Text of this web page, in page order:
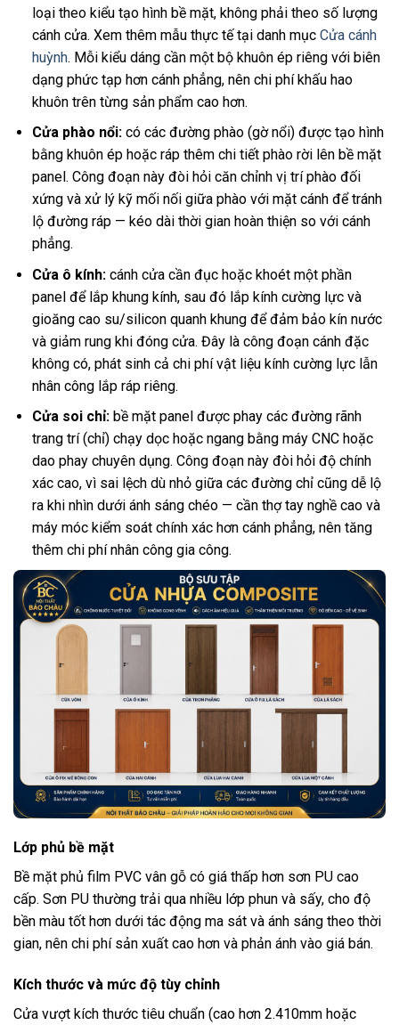
loại theo kiểu tạo hình bề mặt, không phải theo số lượng
cánh cửa. Xem thêm mẫu thực tế tại danh mục Cửa cánh
huỳnh. Mỗi kiểu dáng cần một bộ khuôn ép riêng với biên
dạng phức tạp hơn cánh phẳng, nên chi phí khấu hao
khuôn trên từng sản phẩm cao hơn.
Cửa phào nổi:có các đường phào (gờ nổi) được tạo hình
bằng khuôn ép hoặc ráp thêm chi tiết phào rời lên bề mặt
panel. Công đoạn này đòi hỏi căn chỉnh vị trí phào đối
xứng và xử lý kỹ mối nối giữa phào với mặt cánh để tránh
lộ đường ráp — kéo dài thời gian hoàn thiện so với cánh
phẳng.
Cửa ô kính:cánh cửa cần đục hoặc khoét một phần
panel để lắp khung kính, sau đó lắp kính cường lực và
gioăng cao su/silicon quanh khung để đảm bảo kín nước
và giảm rung khi đóng cửa. Đây là công đoạn cánh đặc
không có, phát sinh cả chi phí vật liệu kính cường lực lẫn
nhân công lắp ráp riêng.
Cửa soi chỉ:bề mặt panel được phay các đường rãnh
trang trí (chỉ) chạy dọc hoặc ngang bằng máy CNC hoặc
dao phay chuyên dụng. Công đoạn này đòi hỏi độ chính
xác cao, vì sai lệch dù nhỏ giữa các đường chỉ cũng dễ lộ
ra khi nhìn dưới ánh sáng chéo — cần thợ tay nghề cao và
máy móc kiểm soát chính xác hơn cánh phẳng, nên tăng
thêm chi phí nhân công gia công.
Lớp phủ bề mặt
Bề mặt phủ film PVC vân gỗ có giá thấp hơn sơn PU cao
cấp. Sơn PU thường trải qua nhiều lớp phun và sấy, cho độ
bền màu tốt hơn dưới tác động ma sát và ánh sáng theo thời
gian, nên chi phí sản xuất cao hơn và phản ánh vào giá bán.
Kích thước và mức độ tùy chỉnh
Cửa vượt kích thước tiêu chuẩn (cao hơn 2.410mm hoặc